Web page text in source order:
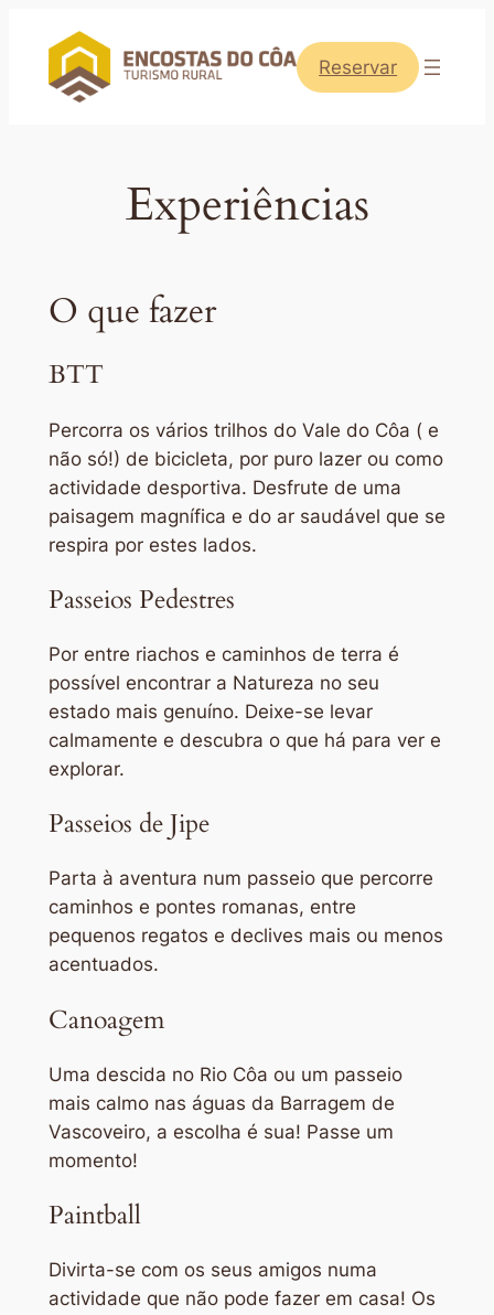
conteúdo
Reservar
Experiências
O que fazer
BTT
Percorra os vários trilhos do Vale do Côa ( e
não só!) de bicicleta, por puro lazer ou como
actividade desportiva. Desfrute de uma
paisagem magnífica e do ar saudável que se
respira por estes lados.
Passeios Pedestres
Por entre riachos e caminhos de terra é
possível encontrar a Natureza no seu
estado mais genuíno. Deixe-se levar
calmamente e descubra o que há para ver e
explorar.
Passeios de Jipe
Parta à aventura num passeio que percorre
caminhos e pontes romanas, entre
pequenos regatos e declives mais ou menos
acentuados.
Canoagem
Uma descida no Rio Côa ou um passeio
mais calmo nas águas da Barragem de
Vascoveiro, a escolha é sua! Passe um
momento!
Paintball
Divirta-se com os seus amigos numa
actividade que não pode fazer em casa! Os